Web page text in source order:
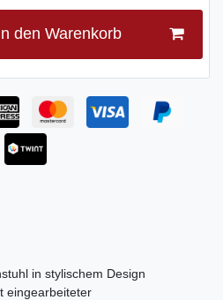
den Warenkorb
in stylischem Design
eingearbeiteter